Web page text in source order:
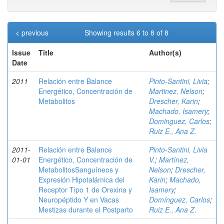
Showing results 6 to 8 of 8
< previous
Issue
Date
Title Author(s)
2011
Relación entre Balance
Energético, Concentración de
Metabolitos
Pinto-Santini, Livia;
Martinez, Nelson;
Drescher, Karin;
Machado, Isamery;
Dominguez, Carlos;
Ruiz E., Ana Z.
2011-
01-01
Relación entre Balance
Energético, Concentración de
MetabolitosSanguíneos y
Expresión Hipotalámica del
Receptor Tipo 1 de Orexina y
Neuropéptido Y en Vacas
Mestizas durante el Postparto
Pinto-Santini, Livia
V.; Martínez,
Nelson; Drescher,
Karin; Machado,
Isamery;
Domínguez, Carlos;
Ruiz E., Ana Z.